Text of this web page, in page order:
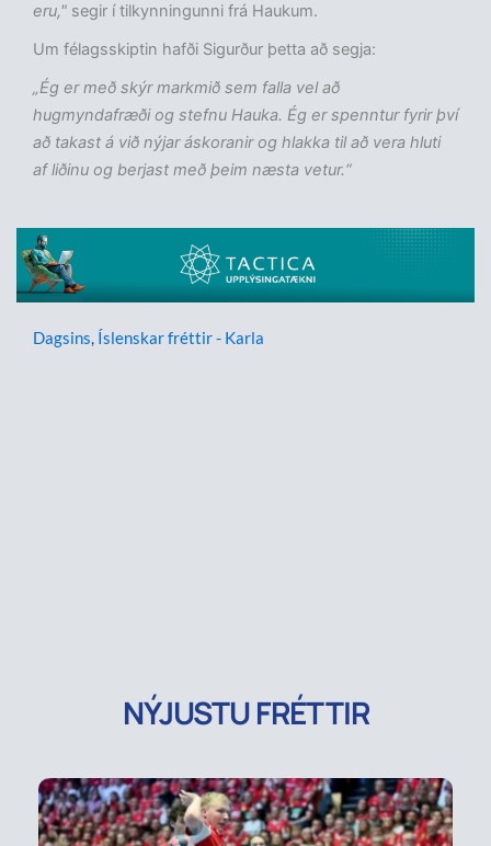
eru," segir í tilkynningunni frá Haukum.
Um félagsskiptin hafði Sigurður þetta að segja:
„Ég er með skýr markmið sem falla vel að
hugmyndafræði og stefnu Hauka. Ég er spenntur fyrir því
að takast á við nýjar áskoranir og hlakka til að vera hluti
af liðinu og berjast með þeim næsta vetur.“
Dagsins, Íslenskar fréttir - Karla
NÝJUSTU FRÉTTIR